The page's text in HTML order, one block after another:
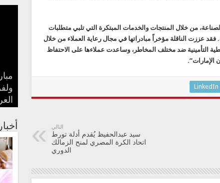
من خلال المنتجات والخدمات المبتكرة التي تلبي متطلبات
عززت الناقلة مؤخراً مبادراتها في مجال رعاية العملاء من خلال
التأمينية ضد مختلف المخاطر، وساعدت عملاءها على الاحتفاظ
الإمارات”.
LinkedIn
التالي
سيد عبدالحفيظ يُقدم أدلة تورط
اتحاد الكرة المصري لمنح الزمالك
الدوري
في